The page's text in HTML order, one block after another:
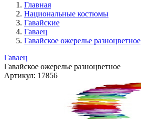
Главная
Национальные костюмы
Гавайские
Гаваец
Гавайское ожерелье разноцветное
Гаваец
Гавайское ожерелье разноцветное
Артикул: 17856